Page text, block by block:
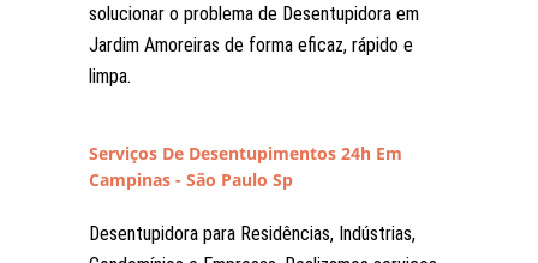
solucionar o problema de Desentupidora em
Jardim Amoreiras de forma eficaz, rápido e
limpa.
Serviços De Desentupimentos 24h Em
Campinas - São Paulo Sp
Desentupidora para Residências, Indústrias,